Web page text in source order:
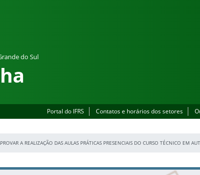
do Sul
Portal do IFRS Contatos e horários dos setores
A REALIZAÇÃO DAS AULAS PRÁTICAS PRESENCIAIS DO CURSO TÉCNICO EM